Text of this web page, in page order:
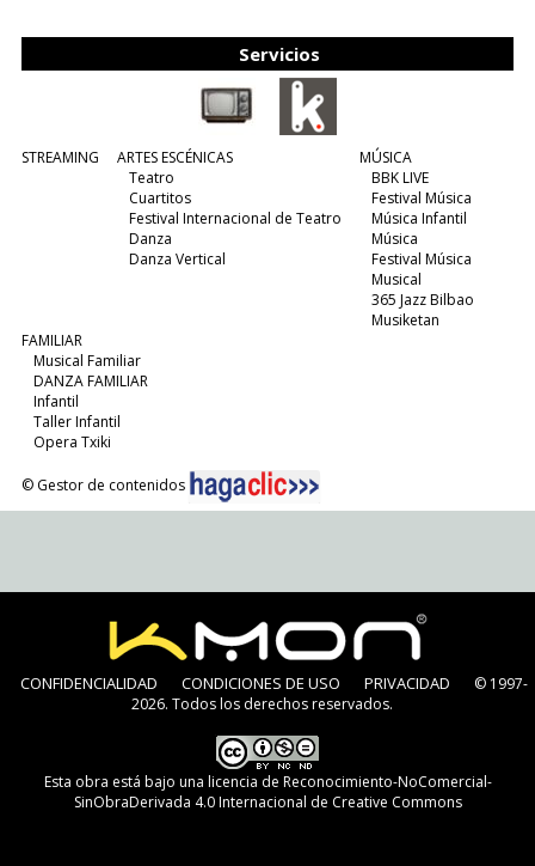
Servicios
STREAMING
ARTES ESCÉNICAS
Teatro
Cuartitos
Festival Internacional de Teatro
Danza
Danza Vertical
MÚSICA
BBK LIVE
Festival Música
Música Infantil
Música
Festival Música
Musical
365 Jazz Bilbao
Musiketan
FAMILIAR
Musical Familiar
DANZA FAMILIAR
Infantil
Taller Infantil
Opera Txiki
© Gestor de contenidos
CONFIDENCIALIDAD CONDICIONES DE USO PRIVACIDAD
© 1997-
2026. Todos los derechos reservados.
Esta obra está bajo una licencia de Reconocimiento-NoComercial-
SinObraDerivada 4.0 Internacional de Creative Commons